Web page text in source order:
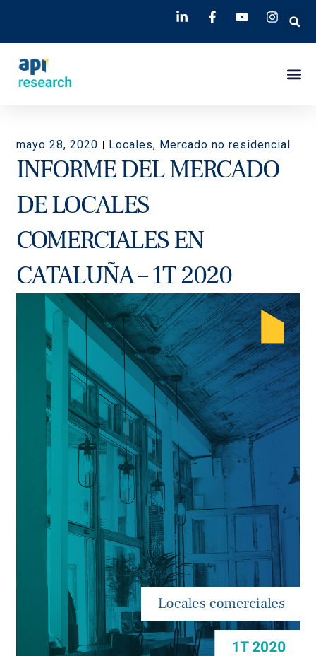
mayo 28, 2020 Locales, Mercado no residencial
INFORME DEL MERCADO
DE LOCALES
COMERCIALES EN
CATALUÑA – 1T 2020